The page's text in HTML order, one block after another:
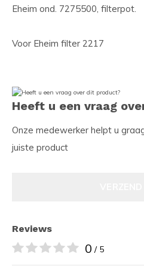
Eheim ond. 7275500, filterpot.
Voor Eheim filter 2217
Heeft u een vraag
Onze medewerker helpt u
juiste product
Reviews
0 / 5